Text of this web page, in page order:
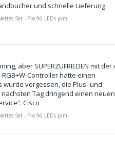
und schnelle Lieferung.
Set - Pro 96 LEDs p/m'
aber SUPERZUFRIEDEN mit der
Controller hatte einen
vergessen, die Plus- und
Tag dringend einen neuen
Cisco
Set - Pro 96 LEDs p/m'